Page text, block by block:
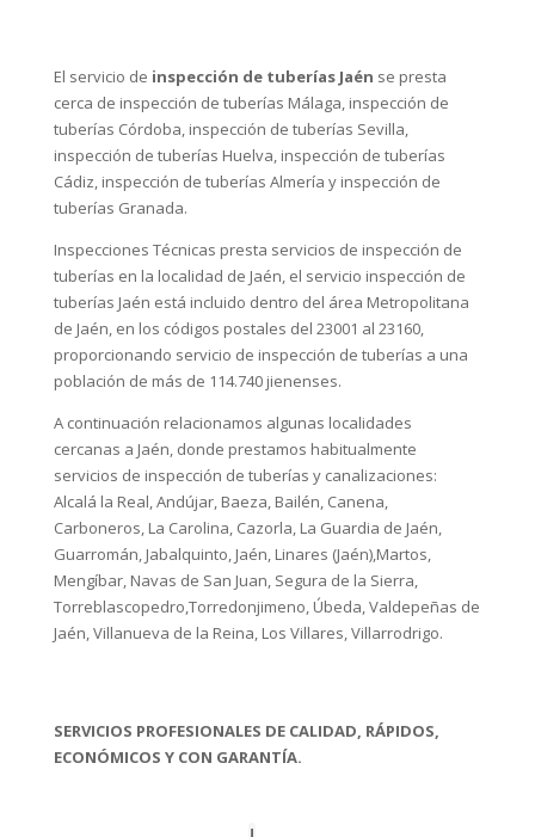
El servicio de inspección de tuberías Jaén se presta
cerca de inspección de tuberías Málaga, inspección de
tuberías Córdoba, inspección de tuberías Sevilla,
inspección de tuberías Huelva, inspección de tuberías
Cádiz, inspección de tuberías Almería y inspección de
tuberías Granada.
Inspecciones Técnicas presta servicios de inspección de
tuberías en la localidad de Jaén, el servicio inspección de
tuberías Jaén está incluido dentro del área Metropolitana
de Jaén, en los códigos postales del 23001 al 23160,
proporcionando servicio de inspección de tuberías a una
población de más de 114.740 jienenses.
A continuación relacionamos algunas localidades
cercanas a Jaén, donde prestamos habitualmente
servicios de inspección de tuberías y canalizaciones:
Alcalá la Real, Andújar, Baeza, Bailén, Canena,
Carboneros, La Carolina, Cazorla, La Guardia de Jaén,
Guarromán, Jabalquinto, Jaén, Linares (Jaén),Martos,
Mengíbar, Navas de San Juan, Segura de la Sierra,
Torreblascopedro,Torredonjimeno, Úbeda, Valdepeñas de
Jaén, Villanueva de la Reina, Los Villares, Villarrodrigo.
SERVICIOS PROFESIONALES DE CALIDAD, RÁPIDOS,
ECONÓMICOS Y CON GARANTÍA.